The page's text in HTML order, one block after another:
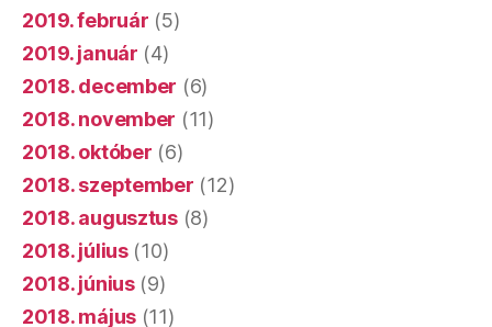
2019. február (5)
2019. január (4)
2018. december (6)
2018. november (11)
2018. október (6)
2018. szeptember (12)
2018. augusztus(8)
2018. július(10)
2018. június(9)
2018. május (11)